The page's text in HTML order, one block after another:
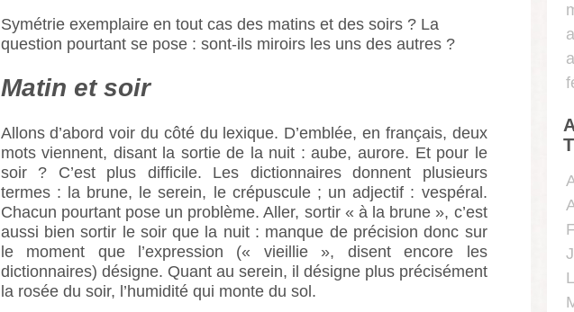
Symétrie exemplaire en tout cas des matins et des soirs ? La
question pourtant se pose : sont-ils miroirs les uns des autres ?
Matin et soir
Allons d’abord voir du côté du lexique. D’emblée, en français, deux
mots viennent, disant la sortie de la nuit : aube, aurore. Et pour le
soir ? C’est plus difficile. Les dictionnaires donnent plusieurs
termes : la brune, le serein, le crépuscule ; un adjectif : vespéral.
Chacun pourtant pose un problème. Aller, sortir « à la brune », c’est
aussi bien sortir le soir que la nuit : manque de précision donc sur
le moment que l’expression (« vieillie », disent encore les
dictionnaires) désigne. Quant au serein, il désigne plus précisément
la rosée du soir, l’humidité qui monte du sol.